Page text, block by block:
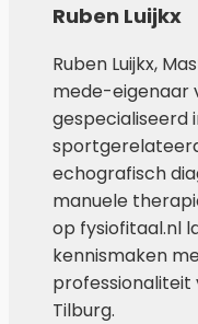
Ruben Luijkx
Ruben Luijkx,
mede-eigenaar
gespecialiseerd
echografisch
manuele
op fysiofitaal.nl
kennismaken
professionaliteit
Tilburg.